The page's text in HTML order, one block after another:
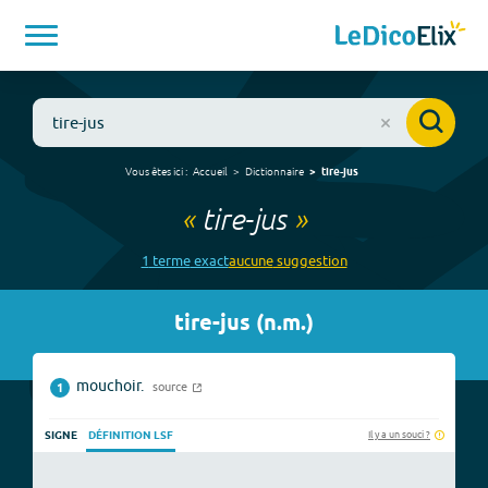
Vous êtes ici : Accueil Dictionnaire tire-jus
« tire-jus»
1 termeexactaucunesuggestion
tire-jus (n.m.)
1 mouchoir. source
SIGNE DÉFINITION LSF Il y a un souci ?